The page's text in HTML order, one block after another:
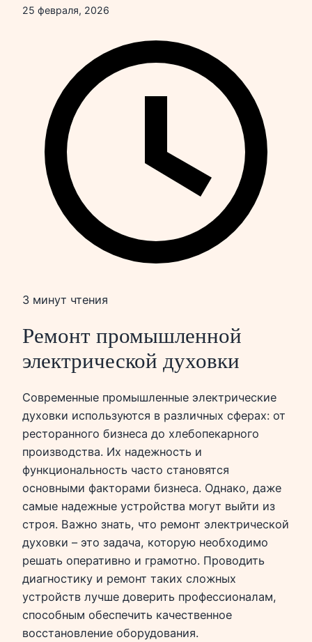
25 февраля, 2026
3 минут чтения
Ремонт промышленной
электрической духовки
Современные промышленные электрические
духовки используются в различных сферах: от
ресторанного бизнеса до хлебопекарного
производства. Их надежность и
функциональность часто становятся
основными факторами бизнеса. Однако, даже
самые надежные устройства могут выйти из
строя. Важно знать, что ремонт электрической
духовки – это задача, которую необходимо
решать оперативно и грамотно. Проводить
диагностику и ремонт таких сложных
устройств лучше доверить профессионалам,
способным обеспечить качественное
восстановление оборудования.